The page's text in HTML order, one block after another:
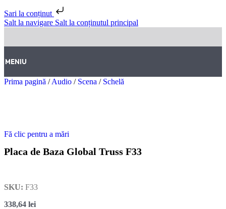
Sari la conținut
Salt la navigare Salt la conținutul principal
MENIU
Prima pagină / Audio / Scena / Schelă
Fă clic pentru a mări
Placa de Baza Global Truss F33
SKU: F33
338,64 lei